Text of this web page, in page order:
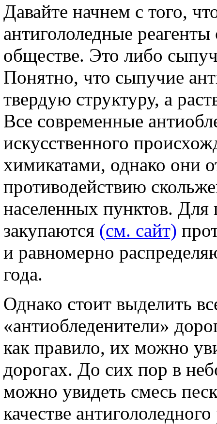
Давайте начнем с того,
антигололедные
обществе. Это либо
Понятно, что сыпучие
твердую структуру, а
Все современные
искусственного
химикатами, однако они
противодействию
населенных пунктов.
закупаются (см. сайт)
и равномерно
года.
Однако стоит выделить
«антиобледенители»
как правило, их можно
дорогах. До сих пор в
можно увидеть смесь
качестве антигололедного